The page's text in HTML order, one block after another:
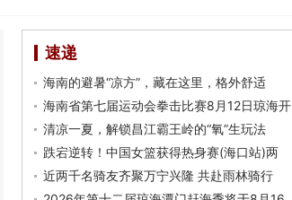
速递
海南的避暑“凉方”，藏在这里，格外舒适
海南省第七届运动会拳击比赛8月12日琼海开
清凉一夏，解锁昌江霸王岭的“氧”生玩法
跌宕逆转！中国女篮获得热身赛(海口站)两
近两千名骑友齐聚万宁兴隆 共赴雨林骑行